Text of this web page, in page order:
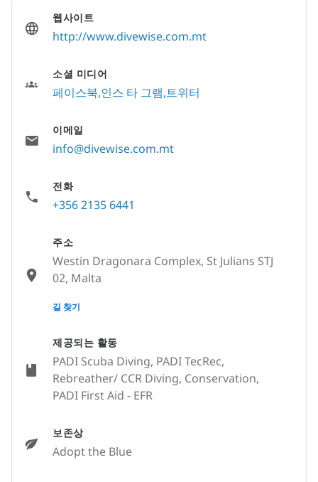
제공되는 활동
PADI Scuba Diving, PADI TecRec,
Rebreather/ CCR Diving, Conservation,
PADI First Aid - EFR
보존상
Adopt the Blue
웹사이트
http://www.divewise.com.mt
소셜 미디어
페이스북 인스 타 그램 트위터
이메일
info@divewise.com.mt
전화
+356 2135 6441
주소
Westin Dragonara Complex, St Julians STJ
02, Malta
None
길 찾기